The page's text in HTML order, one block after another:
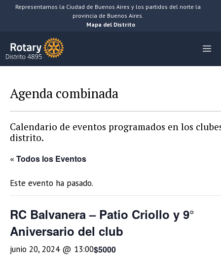
SaltarRepresentamos la Ciudad de Buenos Aires y los partidos del norte la
provincia de Buenos Aires.
Mapa del Distrito
Agenda combinada
Calendario de eventos programados en los
distrito.
« Todos los Eventos
Este evento ha pasado.
RC Balvanera – Patio Criollo y 9°
Aniversario del club
junio 20, 2024 @ 13:00$5000